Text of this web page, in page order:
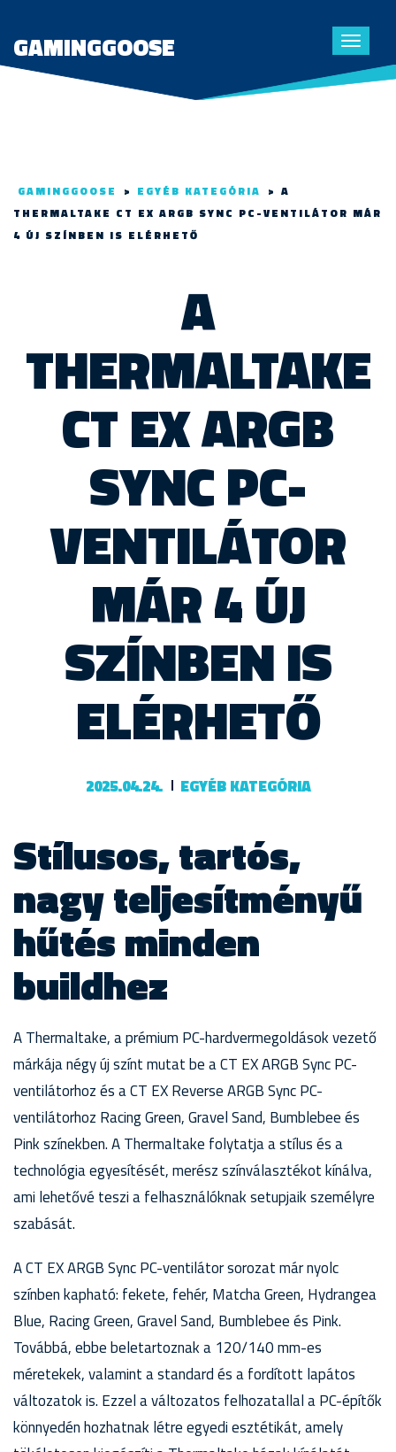
Toggle
GAMINGGOOSE
GAMINGGOOSE > EGYÉB KATEGÓRIA > A
THERMALTAKE CT EX ARGB SYNC PC-VENTILÁTOR MÁR
4 ÚJ SZÍNBEN IS ELÉRHETŐ
A
THERMALTAKE
CT EX ARGB
SYNC PC-
VENTILÁTOR
MÁR 4 ÚJ
SZÍNBEN IS
ELÉRHETŐ
2025.04.24. EGYÉB KATEGÓRIA
Stílusos, tartós,
nagy teljesítményű
hűtés minden
buildhez
A Thermaltake, a prémium PC-hardvermegoldások vezető
márkája négy új színt mutat be a CT EX ARGB Sync PC-
ventilátorhoz és a CT EX Reverse ARGB Sync PC-
ventilátorhoz Racing Green, Gravel Sand, Bumblebee és
Pink színekben. A Thermaltake folytatja a stílus és a
technológia egyesítését, merész színválasztékot kínálva,
ami lehetővé teszi a felhasználóknak setupjaik személyre
szabását.
A CT EX ARGB Sync PC-ventilátor sorozat már nyolc
színben kapható: fekete, fehér, Matcha Green, Hydrangea
Blue, Racing Green, Gravel Sand, Bumblebee és Pink.
Továbbá, ebbe beletartoznak a 120/140 mm-es
méretekek, valamint a standard és a fordított lapátos
változatok is. Ezzel a változatos felhozatallal a PC-építők
könnyedén hozhatnak létre egyedi esztétikát, amely